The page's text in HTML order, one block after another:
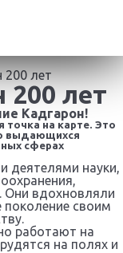
200 лет
200 лет
Кадгарон!
точка на карте. Это
выдающихся
сферах
деятелями науки,
Они вдохновляли
своим
работают на
на полях и